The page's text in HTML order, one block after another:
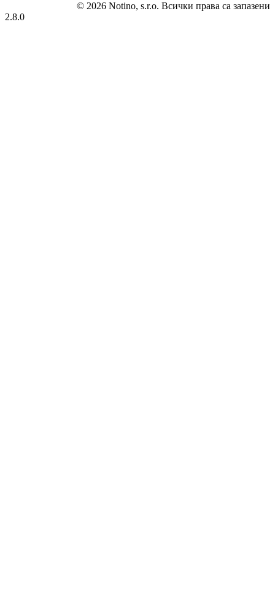
© 2026 Notino, s.r.o. Всички права са запазени
2.8.0